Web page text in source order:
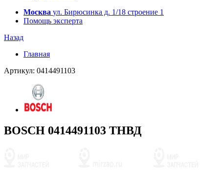
Москва ул. Бирюсинка д. 1/18 строение 1
Помощь эксперта
Назад
Главная
Артикул: 0414491103
BOSCH 0414491103 ТНВД